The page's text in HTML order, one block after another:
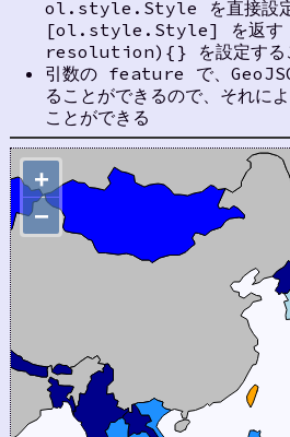
ol.style.Style を直接設定
[ol.style.Style] を返
resolution){} を設定する
引数の feature で、
ることができるので、それ
ことができる